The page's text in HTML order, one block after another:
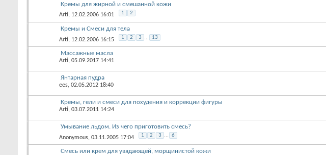
Кремы для жирной и смешанной кожи
Arti, 12.02.2006 16:01 1 2
Кремы и Смеси для тела
Arti, 12.02.2006 16:15 1 2 3 ... 13
Массажные масла
Arti, 05.09.2017 14:41
Янтарная пудра
ees, 02.05.2012 18:40
Кремы, гели и смеси для похудения и коррекции фигуры
Arti, 03.07.2011 14:24
Умывание льдом. Из чего приготовить смесь?
Anonymous, 03.11.2005 17:04 1 2 3 ... 6
Смесь или крем для увядающей, морщинистой кожи